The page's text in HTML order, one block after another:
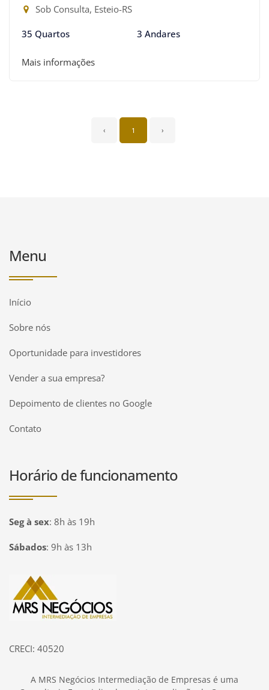
Sob Consulta, Esteio-RS
35 Quartos 3 Andares
Mais informações
‹ 1 ›
Menu
Início
Sobre nós
Oportunidade para investidores
Vender a sua empresa?
Depoimento de clientes no Google
Contato
Horário de funcionamento
Seg à sex: 8h às 19h
Sábados: 9h às 13h
Página inicial
CRECI: 40520
A MRS Negócios Intermediação de Empresas é uma